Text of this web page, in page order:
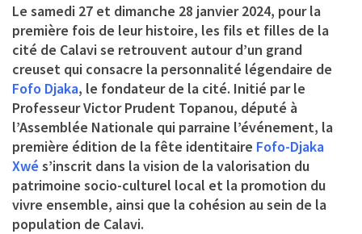
Le samedi 27 et dimanche 28 janvier 2024, pour la
première fois de leur histoire, les fils et filles de la
cité de Calavi se retrouvent autour d’un grand
creuset qui consacre la personnalité légendaire de
Fofo Djaka, le fondateur de la cité. Initié par le
Professeur Victor Prudent Topanou, député à
l’Assemblée Nationale qui parraine l’événement, la
première édition de la fête identitaire Fofo-Djaka
Xwé s’inscrit dans la vision de la valorisation du
patrimoine socio-culturel local et la promotion du
vivre ensemble, ainsi que la cohésion au sein de la
population de Calavi.